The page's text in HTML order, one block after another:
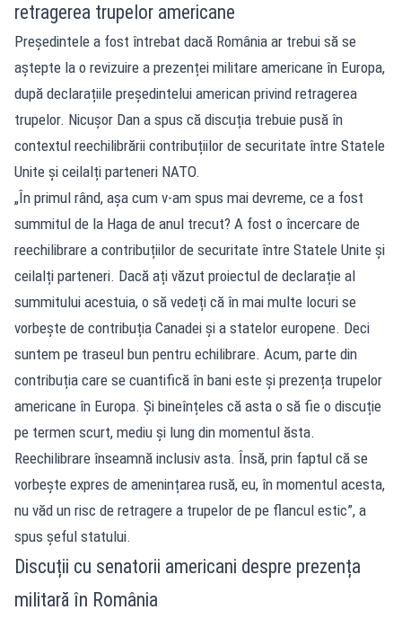
retragerea trupelor americane
Președintele a fost întrebat dacă România ar trebui să se
aștepte la o revizuire a prezenței militare americane în Europa,
după declarațiile președintelui american privind retragerea
trupelor. Nicușor Dan a spus că discuția trebuie pusă în
contextul reechilibrării contribuțiilor de securitate între Statele
Unite și ceilalți parteneri NATO.
„În primul rând, așa cum v-am spus mai devreme, ce a fost
summitul de la Haga de anul trecut? A fost o încercare de
reechilibrare a contribuțiilor de securitate între Statele Unite și
ceilalți parteneri. Dacă ați văzut proiectul de declarație al
summitului acestuia, o să vedeți că în mai multe locuri se
vorbește de contribuția Canadei și a statelor europene. Deci
suntem pe traseul bun pentru echilibrare. Acum, parte din
contribuția care se cuantifică în bani este și prezența trupelor
americane în Europa. Și bineînțeles că asta o să fie o discuție
pe termen scurt, mediu și lung din momentul ăsta.
Reechilibrare înseamnă inclusiv asta. Însă, prin faptul că se
vorbește expres de amenințarea rusă, eu, în momentul acesta,
nu văd un risc de retragere a trupelor de pe flancul estic”, a
spus șeful statului.
Discuții cu senatorii americani despre prezența
militară în România